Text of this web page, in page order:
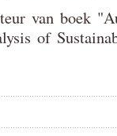
van boek
of